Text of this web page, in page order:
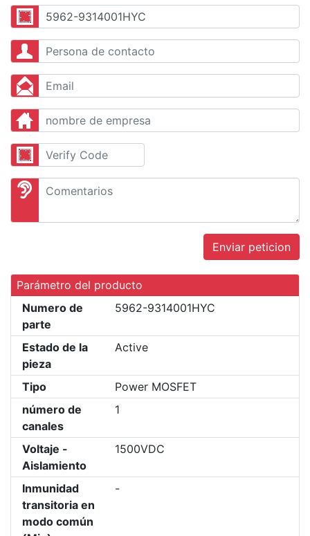
Enviar peticion
Parámetro del producto
Numero de
parte
5962-9314001HYC
Estado de la
pieza
Active
Tipo
Power MOSFET
número de
canales
1
Voltaje -
Aislamiento
1500VDC
Inmunidad
transitoria en
modo común
-